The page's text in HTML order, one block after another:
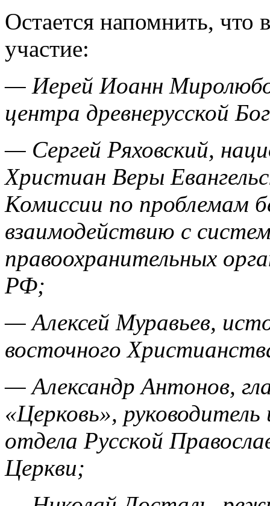
Остается напомнить, что
участие:
— Иерей Иоанн
центра древнерусской
— Сергей Ряховский,
Христиан Веры
Комиссии по проблемам
взаимодействию с
правоохранительных
РФ;
— Алексей Муравьев,
восточного
— Александр Антонов,
«Церковь»,
отдела Русской
Церкви;